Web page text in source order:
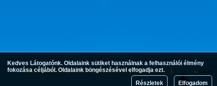
Impresszum
Jogok és feltételek
Adatvédelem
Kedves Látogatónk. Oldalaink sütiket használnak a felhasználói élmény
fokozása céljából. Oldalaink böngészésével elfogadja ezt.
Részletek
Elfogadom